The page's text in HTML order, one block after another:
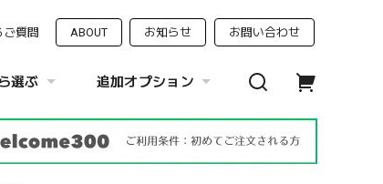
ご質問 ABOUT お知らせ お問い合わせ
選ぶ 追加オプション